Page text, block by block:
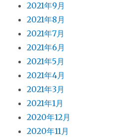
2021年9月
2021年8月
2021年7月
2021年6月
2021年5月
2021年4月
2021年3月
2021年1月
2020年12月
2020年11月